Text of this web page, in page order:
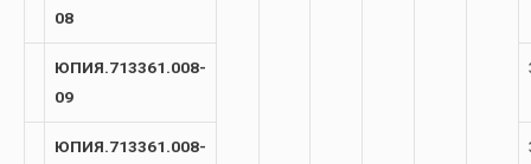
08
ЮПИЯ.713361.008-
09
ЮПИЯ.713361.008-